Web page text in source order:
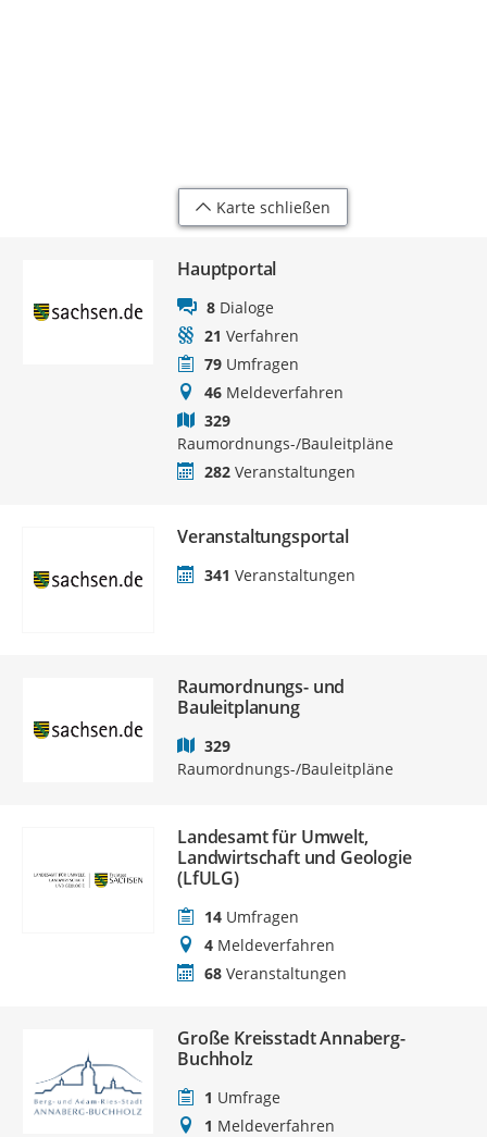
Karte schließen
Hauptportal
8 Dialoge
21 Verfahren
79 Umfragen
46 Meldeverfahren
329
Raumordnungs-/Bauleitpläne
282 Veranstaltungen
Veranstaltungsportal
341 Veranstaltungen
Raumordnungs- und
Bauleitplanung
329
Raumordnungs-/Bauleitpläne
Landesamt für Umwelt,
Landwirtschaft und Geologie
(LfULG)
14 Umfragen
4 Meldeverfahren
68 Veranstaltungen
Große Kreisstadt Annaberg-
Buchholz
1 Umfrage
1 Meldeverfahren